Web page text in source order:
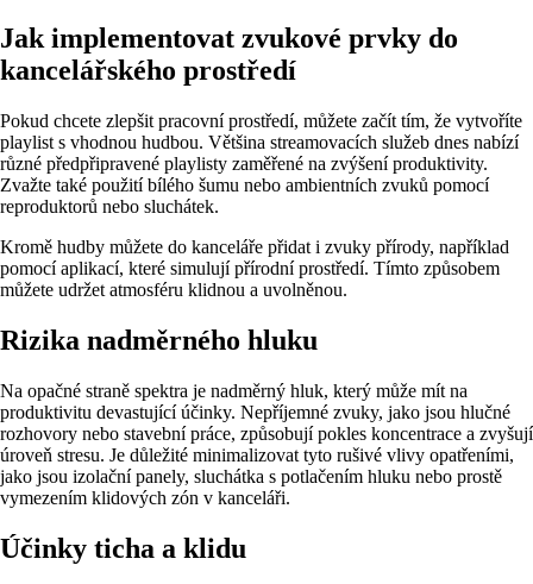
Jak implementovat zvukové prvky do
kancelářského prostředí
Pokud chcete zlepšit pracovní prostředí, můžete začít tím, že vytvoříte
playlist s vhodnou hudbou. Většina streamovacích služeb dnes nabízí
různé předpřipravené playlisty zaměřené na zvýšení produktivity.
Zvažte také použití bílého šumu nebo ambientních zvuků pomocí
reproduktorů nebo sluchátek.
Kromě hudby můžete do kanceláře přidat i zvuky přírody, například
pomocí aplikací, které simulují přírodní prostředí. Tímto způsobem
můžete udržet atmosféru klidnou a uvolněnou.
Rizika nadměrného hluku
Na opačné straně spektra je nadměrný hluk, který může mít na
produktivitu devastující účinky. Nepříjemné zvuky, jako jsou hlučné
rozhovory nebo stavební práce, způsobují pokles koncentrace a zvyšují
úroveň stresu. Je důležité minimalizovat tyto rušivé vlivy opatřeními,
jako jsou izolační panely, sluchátka s potlačením hluku nebo prostě
vymezením klidových zón v kanceláři.
Účinky ticha a klidu